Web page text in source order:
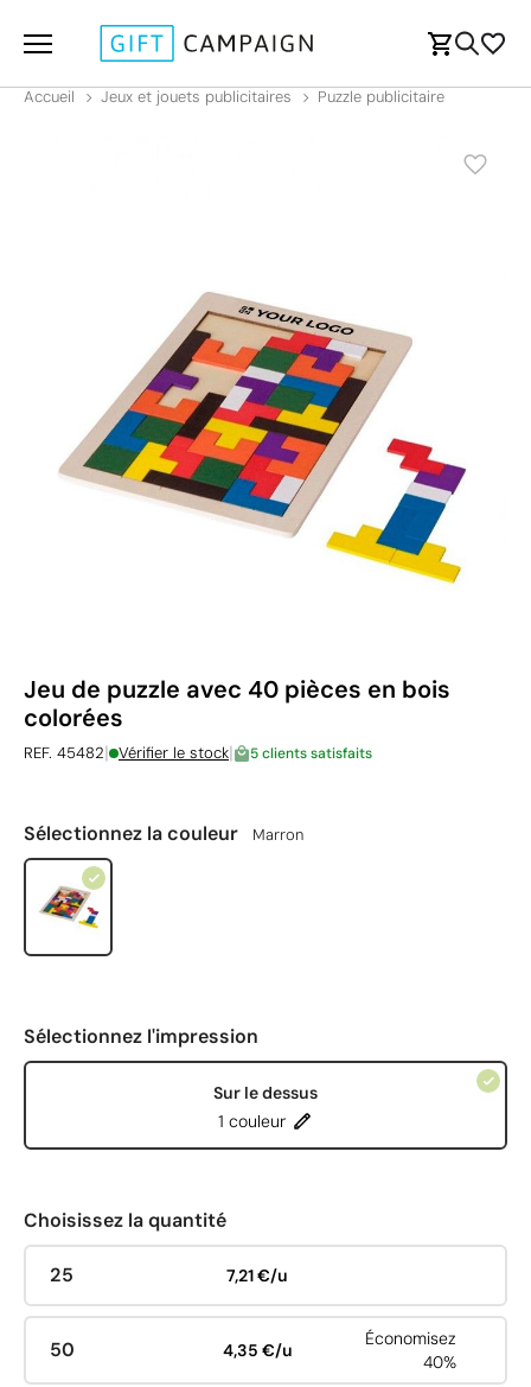
Accueil Jeux et jouets publicitaires Puzzle publicitaire
Jeu de puzzle avec 40 pièces en bois
colorées
REF. 45482| Vérifier le stock| 5 clients satisfaits
Sélectionnez la couleur Marron
Sélectionnez l'impression
Sur le dessus
1 couleur
Choisissez la quantité
25 7,21 €/u
50 4,35 €/u
Économisez
40%